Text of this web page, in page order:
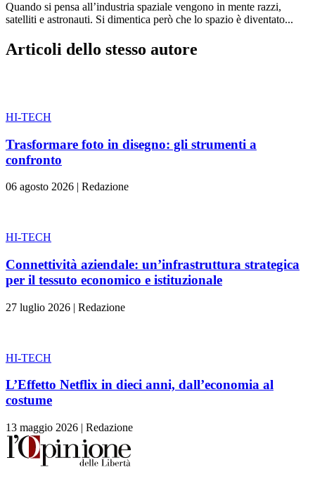
Quando si pensa all’industria spaziale vengono in mente razzi,
satelliti e astronauti. Si dimentica però che lo spazio è diventato...
Articoli dello stesso autore
HI-TECH
Trasformare foto in disegno: gli strumenti a
confronto
06 agosto 2026 | Redazione
HI-TECH
Connettività aziendale: un’infrastruttura strategica
per il tessuto economico e istituzionale
27 luglio 2026 | Redazione
HI-TECH
L’Effetto Netflix in dieci anni, dall’economia al
costume
13 maggio 2026 | Redazione